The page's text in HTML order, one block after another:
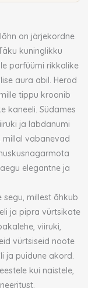
on järjekordne
kuninglikku
parfüümi rikkalike
aura abil. Herod
tippu kroonib
kaneeli. Südames
ja labdanumi
vabanevad
elegantne ja
millest õhkub
ja pipra vürtsikate
viiruki,
vürtsiseid noote
ja puidune akord.
kui naistele,